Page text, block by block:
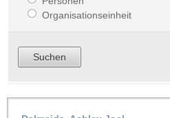
Organisationseinheit